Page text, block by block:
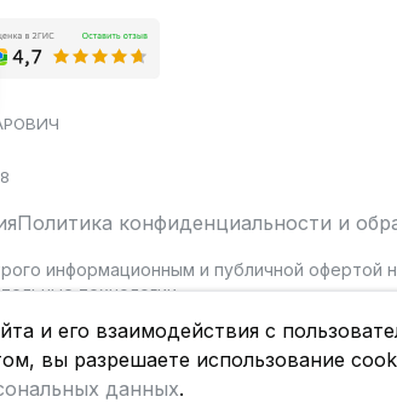
Политика конфиденциальности и
информационным и публичной
технологии.
и его взаимодействия с
вы разрешаете использование
данных.